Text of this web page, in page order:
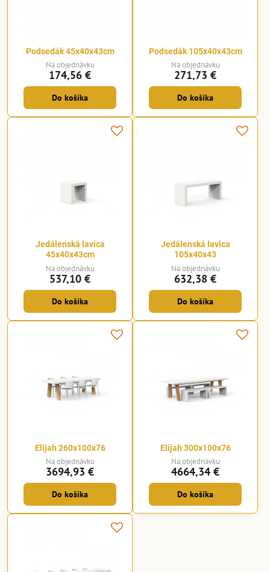
Podsedák 45x40x43cm
Na objednávku
174,56 €
Do košíka
Podsedák 105x40x43cm
Na objednávku
271,73 €
Do košíka
Jedálenská lavica
45x40x43cm
Na objednávku
537,10 €
Do košíka
Jedálenská lavica
105x40x43
Na objednávku
632,38 €
Do košíka
Elijah 260x100x76
Na objednávku
3694,93 €
Do košíka
Elijah 300x100x76
Na objednávku
4664,34 €
Do košíka